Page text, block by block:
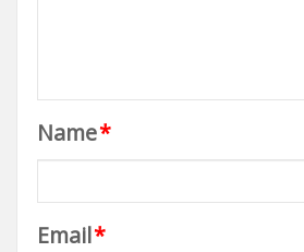
Name*
Email*